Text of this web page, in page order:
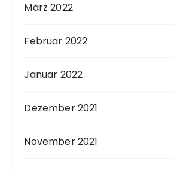
März 2022
Februar 2022
Januar 2022
Dezember 2021
November 2021